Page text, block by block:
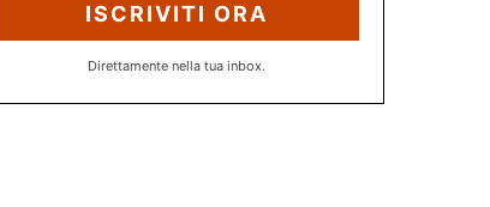
ISCRIVITI ORA
Direttamente nella tua inbox.